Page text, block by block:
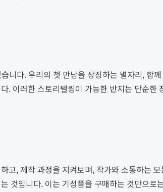
니다. 우리의 첫 만남을 상징하는 별자리, 함
. 이러한 스토리텔링이 가능한 반지는 단순한
, 제작 과정을 지켜보며, 작가와 소통하는
것입니다. 이는 기성품을 구매하는 것만으로